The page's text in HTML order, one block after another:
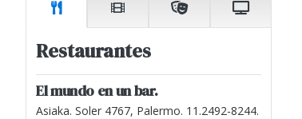
Restaurantes
El mundo en un bar.
Asiaka. Soler 4767, Palermo. 11.2492-8244.